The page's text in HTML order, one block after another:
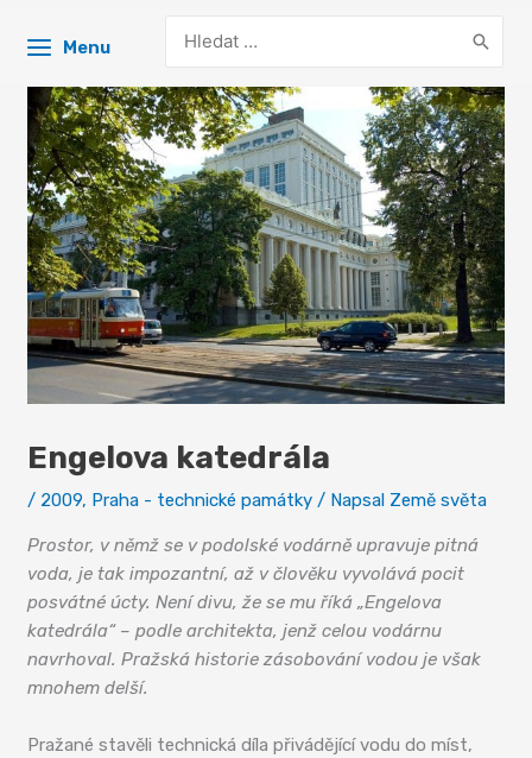
Menu
for:
Engelova katedrála
/ 2009, Praha - technické památky / Napsal Země světa
Prostor, v němž se v podolské vodárně upravuje pitná
voda, je tak impozantní, až v člověku vyvolává pocit
posvátné úcty. Není divu, že se mu říká „Engelova
katedrála“ – podle architekta, jenž celou vodárnu
navrhoval. Pražská historie zásobování vodou je však
mnohem delší.
Pražané stavěli technická díla přivádějící vodu do míst,